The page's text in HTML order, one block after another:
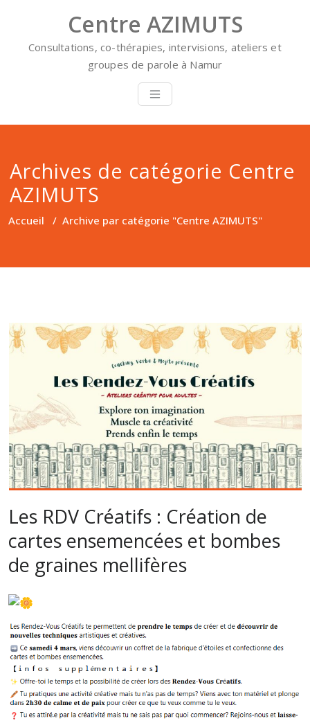
content
Centre AZIMUTS
Consultations, co-thérapies, intervisions, ateliers et
groupes de parole à Namur
Archives de catégorie Centre
AZIMUTS
Accueil / Archive par catégorie "Centre AZIMUTS"
Les RDV Créatifs : Création de
cartes ensemencées et bombes
de graines mellifères